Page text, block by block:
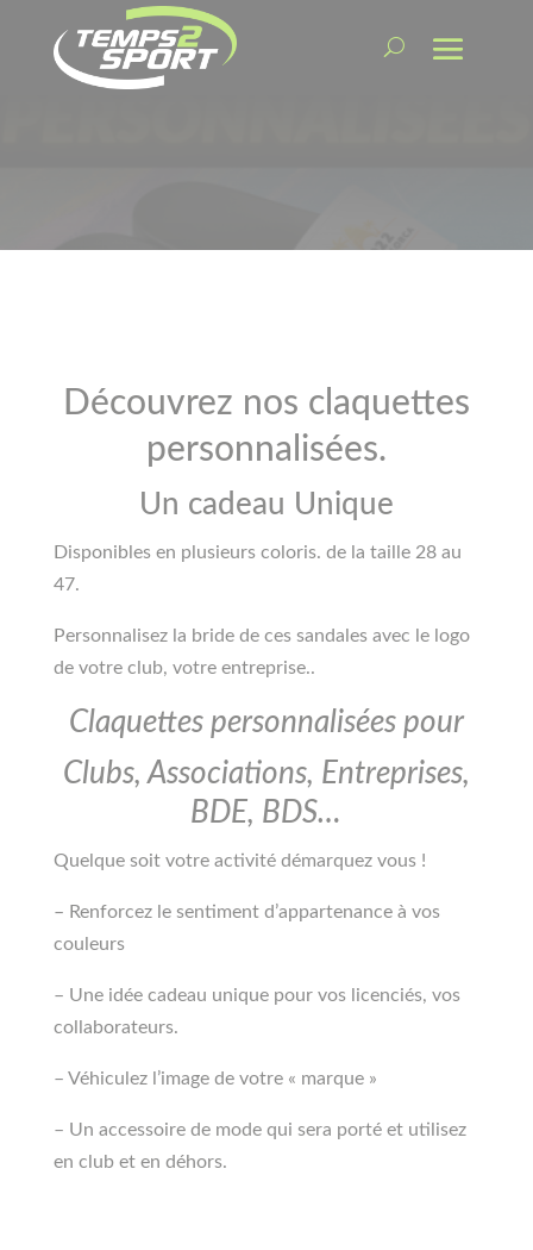
Découvrez nos claquettes
personnalisées.
Un cadeau Unique
Disponibles en plusieurs coloris. de la taille 28 au
47.
Personnalisez la bride de ces sandales avec le logo
de votre club, votre entreprise..
Claquettes personnalisées pour
Clubs, Associations, Entreprises,
BDE, BDS…
Quelque soit votre activité démarquez vous !
– Renforcez le sentiment d’appartenance à vos
couleurs
– Une idée cadeau unique pour vos licenciés, vos
collaborateurs.
– Véhiculez l’image de votre « marque »
– Un accessoire de mode qui sera porté et utilisez
en club et en déhors.